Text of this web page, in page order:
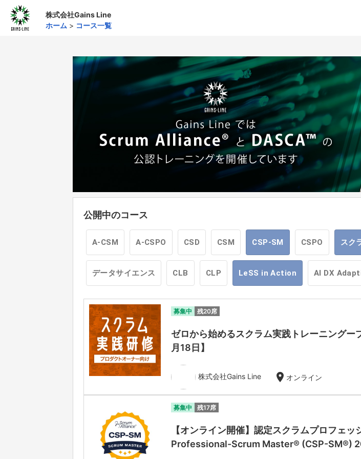
株式会社Gains Line
ホーム > コース一覧
公開中のコース
A-CSM A-CSPO CSD CSM CSP-SM CSPO スク
データサイエンス CLB CLP LeSS in Action AI DX
募集中 残20席
ゼロから始めるスクラム実践トレーニング
月18日】
株式会社Gains Line location_on オンライン
募集中 残17席
【オンライン開催】認定スクラムプロフェ
Professional-Scrum Master® (CSP-SM®)